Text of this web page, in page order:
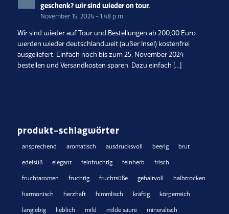
geschenk? wir sind wieder on tour.
November 15, 2024 - 1:48 p.m.
Wir sind wieder auf Tour und Bestellungen ab 200,00 Euro
werden wieder deutschlandweit (außer Insel) kostenfrei
ausgeliefert. Einfach noch bis zum 25. November 2024
bestellen und Versandkosten sparen. Dazu einfach […]
produkt-schlagwörter
ansprechend aromatisch ausdrucksvoll beerig brut
edelsüß elegant feinfruchtig feinherb frisch
fruchtaromen fruchtig fruchtsüße gehaltvoll halbtrocken
harmonisch herzhaft himmlisch kräftig körperreich
langlebig lieblich mild milde säure mineralisch